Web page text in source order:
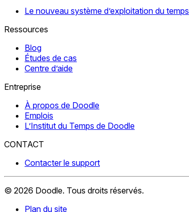
Le nouveau système d’exploitation du temps
Ressources
Blog
Études de cas
Centre d’aide
Entreprise
À propos de Doodle
Emplois
L’Institut du Temps de Doodle
CONTACT
Contacter le support
© 2026 Doodle. Tous droits réservés.
Plan du site